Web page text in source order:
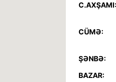
C.AXŞAMI:
CÜMƏ:
ŞƏNBƏ:
BAZAR: